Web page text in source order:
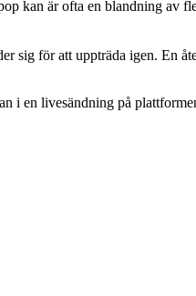
kan är ofta en blandning av
sig för att uppträda igen. En
i en livesändning på